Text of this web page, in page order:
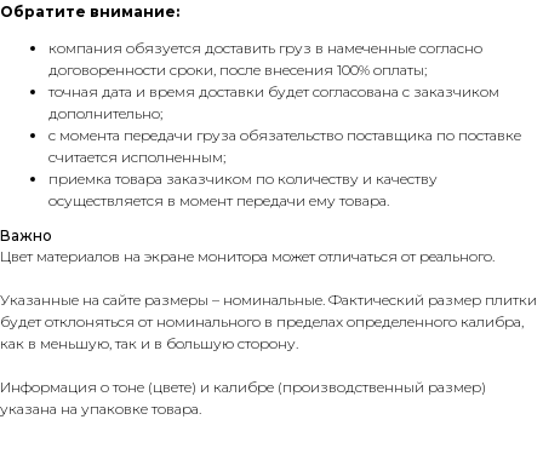
Обратите внимание:
компания обязуется доставить груз в намеченные согласно
договоренности сроки, после внесения 100% оплаты;
точная дата и время доставки будет согласована с заказчиком
дополнительно;
с момента передачи груза обязательство поставщика по поставке
считается исполненным;
приемка товара заказчиком по количеству и качеству
осуществляется в момент передачи ему товара.
Важно
Цвет материалов на экране монитора может отличаться от реального.
Указанные на сайте размеры – номинальные. Фактический размер плитки
будет отклоняться от номинального в пределах определенного калибра,
как в меньшую, так и в большую сторону.
Информация о тоне (цвете) и калибре (производственный размер)
указана на упаковке товара.